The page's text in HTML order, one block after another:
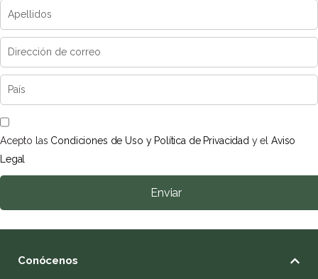
Acepto las Condiciones de Uso y Política de Privacidad y elAviso
Legal
Enviar
Conócenos